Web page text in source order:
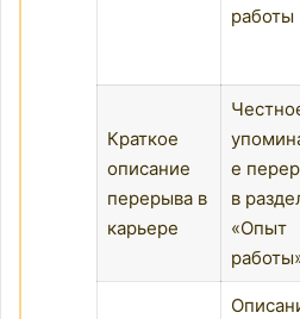
работы
Краткое
описание
перерыва в
карьере
е
в
«Опыт